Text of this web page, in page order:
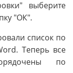
выберите
"ОК".
список по
Теперь все
по